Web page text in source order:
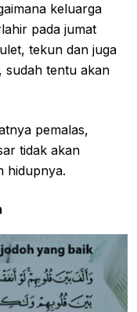
keluarga
pada jumat
tekun dan juga
sudah tentu akan
pemalas,
tidak akan
hidupnya.